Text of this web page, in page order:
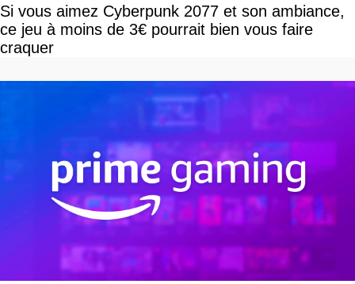
Si vous aimez Cyberpunk 2077 et son ambiance,
ce jeu à moins de 3€ pourrait bien vous faire
craquer